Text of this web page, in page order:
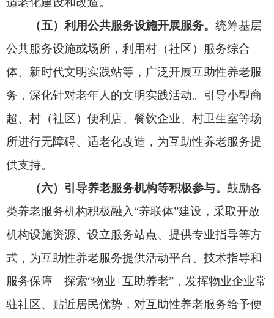
风险较高的服务需求，及时向相关养老服务机构转
介，并做好服务衔接。支持利用互联网、物联网、
人工智能等开展互助性养老服务，提升服务信息
化、智能化水平。
点、集体出一点、家庭付一点、社会捐一点”的方
式，支持互助性养老服务可持续发展。地方留成福
利彩票公益金用于养老服务的资金，可用于支持开
展互助性养老
益用于支持开展互助性养老 服务。将互助性养老服
愿服务活动范围。有条件的地方可为参与互助性养
老服务的人员购买意外伤害保险。
（九）发挥基层老年协会等功能。鼓励基层老
年协会、老年人体育协会等涉老组织开展“养老顾
问”服务，通过提供专业咨询、技能培训、资源链接